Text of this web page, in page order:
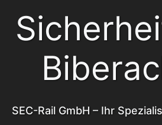
SEC-Rail GmbH – Ihr